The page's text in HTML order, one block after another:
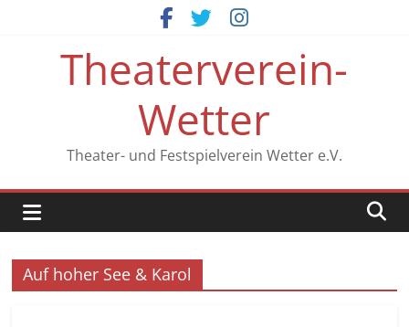
Theaterverein-
Wetter
Theater- und Festspielverein Wetter e.V.
Auf hoher See & Karol